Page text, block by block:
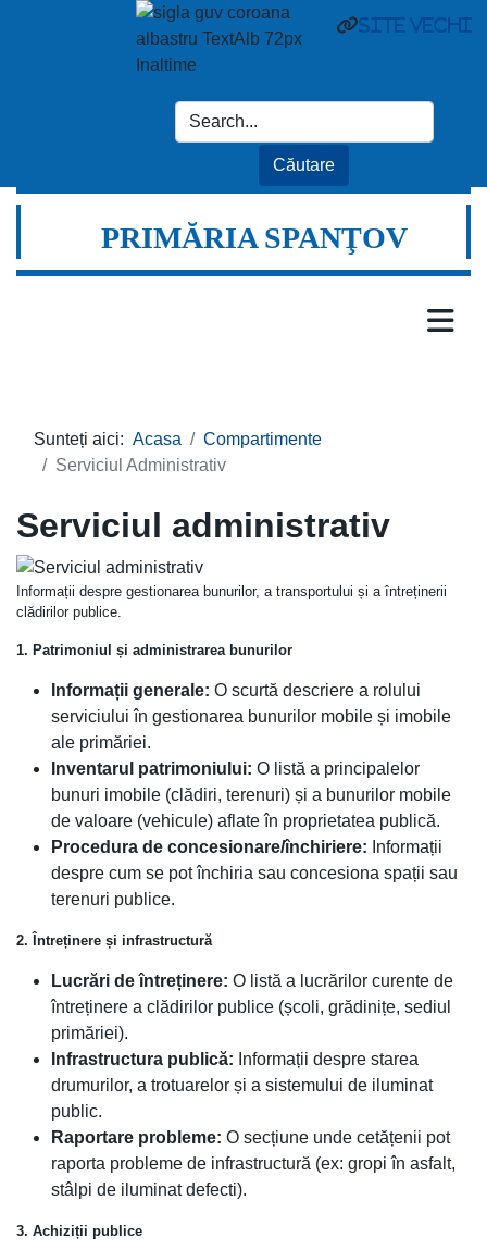
site vechi
PRIMĂRIA SPANŢOV
Sunteți aici: Acasa
Compartimente
Serviciul Administrativ
Serviciul administrativ
Informații despre gestionarea bunurilor, a transportului și a întreținerii
clădirilor publice.
1. Patrimoniul și administrarea bunurilor
Informații generale: O scurtă descriere a rolului
serviciului în gestionarea bunurilor mobile și imobile
ale primăriei.
Inventarul patrimoniului: O listă a principalelor
bunuri imobile (clădiri, terenuri) și a bunurilor mobile
de valoare (vehicule) aflate în proprietatea publică.
Procedura de concesionare/închiriere: Informații
despre cum se pot închiria sau concesiona spații sau
terenuri publice.
2. Întreținere și infrastructură
Lucrări de întreținere: O listă a lucrărilor curente de
întreținere a clădirilor publice (școli, grădinițe, sediul
primăriei).
Infrastructura publică: Informații despre starea
drumurilor, a trotuarelor și a sistemului de iluminat
public.
Raportare probleme: O secțiune unde cetățenii pot
raporta probleme de infrastructură (ex: gropi în asfalt,
stâlpi de iluminat defecti).
3. Achiziții publice